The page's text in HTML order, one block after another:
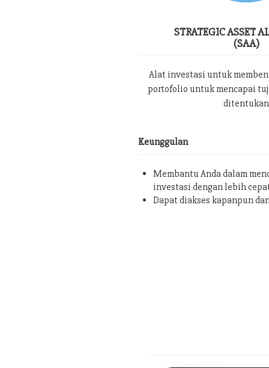
STRATEGIC ASSET
(SAA)
Alat investasi untuk
portofolio untuk mencapai
ditentukan
Keunggulan
Membantu Anda dalam
investasi dengan lebih
Dapat diakses kapanpun